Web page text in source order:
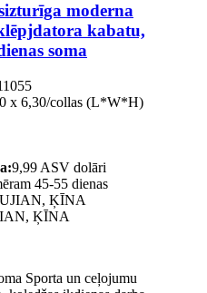
moderna
kabatu,
soma
x 6,30/collas (L*W*H)
9,99 ASV dolāri
45-55 dienas
ĶĪNA
ĶĪNA